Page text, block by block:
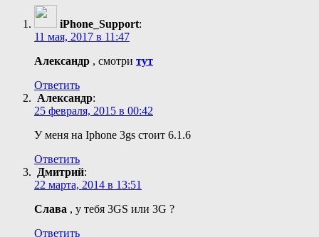
iPhone_Support:
11 мая, 2017 в 11:47
Александр , смотри тут
Ответить
Александр:
25 февраля, 2015 в 00:42
У меня на Iphone 3gs стоит 6.1.6
Ответить
Дмитрий:
22 марта, 2014 в 13:51
Слава , у тебя 3GS или 3G ?
Ответить